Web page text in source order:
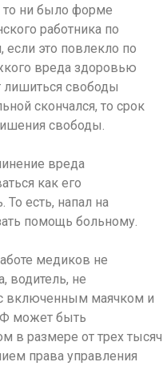
то ни было форме
работника по
это повлекло по
вреда здоровью
лишиться свободы
скончался, то срок
свободы.
вреда
как его
То есть, напал на
помощь больному.
медиков не
водитель, не
включенным маячком и
может быть
в размере от трех тысяч
права управления